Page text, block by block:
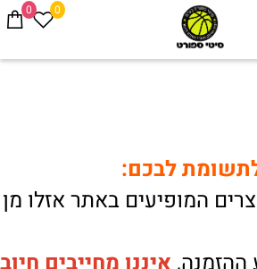
0 0
לבכם:
המופיעים באתר אזלו מן